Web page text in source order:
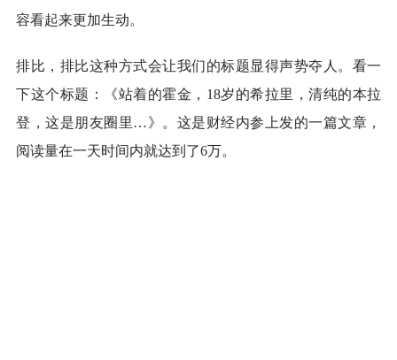
容看起来更加生动。
排比，排比这种方式会让我们的标题显得声势夺人。看一
下这个标题：《站着的霍金，18岁的希拉里，清纯的本拉
登，这是朋友圈里…》。这是财经内参上发的一篇文章，
阅读量在一天时间内就达到了6万。